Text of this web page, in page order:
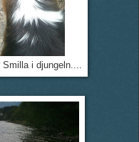
i djungeln....